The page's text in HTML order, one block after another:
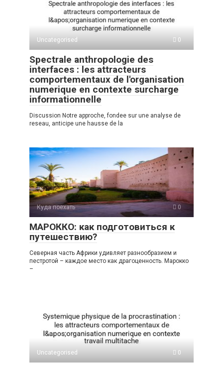
Uncategorised 0
Spectrale anthropologie des
interfaces : les attracteurs
comportementaux de l'organisation
numerique en contexte surcharge
informationnelle
Discussion Notre approche, fondee sur une analyse de
reseau, anticipe une hausse de la
Куда поехать 0
МАРОККО: как подготовиться к
путешествию?
Северная часть Африки удивляет разнообразием и
пестротой – каждое место как драгоценность. Марокко
–
Uncategorised 0